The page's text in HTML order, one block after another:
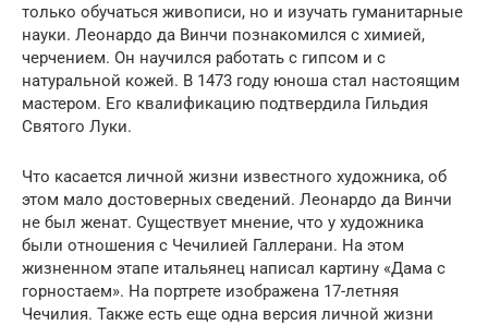
только обучаться живописи, но и изучать гуманитарные
науки. Леонардо да Винчи познакомился с химией,
черчением. Он научился работать с гипсом и с
натуральной кожей. В 1473 году юноша стал настоящим
мастером. Его квалификацию подтвердила Гильдия
Святого Луки.
Что касается личной жизни известного художника, об
этом мало достоверных сведений. Леонардо да Винчи
не был женат. Существует мнение, что у художника
были отношения с Чечилией Галлерани. На этом
жизненном этапе итальянец написал картину «Дама с
горностаем». На портрете изображена 17-летняя
Чечилия. Также есть еще одна версия личной жизни